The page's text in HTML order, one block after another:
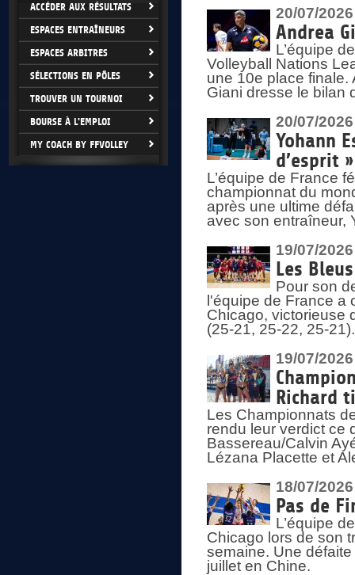
ACCÉDER AUX RÉSULTATS
ESPACES ENTRAÎNEURS
ESPACES ARBITRES
SÉLECTIONS EN PÔLES
TROUVER UN TOURNOI
BOURSE À L'EMPLOI
MY COACH BY FFVOLLEY
20/07/2026
Andrea
L’équipe
Volleyball Nations
une 10e place finale.
Giani dresse le bilan
20/07/2026
Yohann
d’esprit »
L’équipe de France
championnat du
après une ultime
avec son entraîneur,
19/07/2026
Les
Pour son
l'équipe de France a
Chicago, victorieuse
(25-21, 25-22, 25-
19/07/2026
Richard
Les Championnats
rendu leur verdict ce
Bassereau/Calvin
Lézana Placette et
18/07/2026
Pas de
L’équipe
Chicago lors de son
semaine. Une
juillet en Chine.